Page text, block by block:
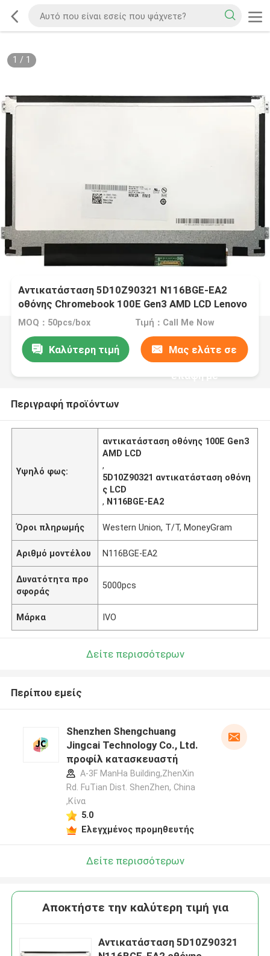
1 / 1
Αντικατάσταση 5D10Z90321 N116BGE-EA2
οθόνης Chromebook 100E Gen3 AMD LCD Lenovo
MOQ：50pcs/box Τιμή：Call Me Now
Καλύτερη τιμή Μας ελάτε σε
επαφή με
Περιγραφή προϊόντων
Υψηλό φως:
αντικατάσταση οθόνης 100E Gen3
AMD LCD
,
5D10Z90321 αντικατάσταση οθόνη
ς LCD
, N116BGE-EA2
Όροι πληρωμής Western Union, T/T, MoneyGram
Αριθμό μοντέλου N116BGE-EA2
Δυνατότητα προ
σφοράς
5000pcs
Μάρκα IVO
Δείτε περισσότερων
Περίπου εμείς
Shenzhen Shengchuang
Jingcai Technology Co., Ltd.
προφίλ κατασκευαστή
A-3F ManHa Building,ZhenXin
Rd. FuTian Dist. ShenZhen, China
,Κίνα
5.0
Ελεγχμένος προμηθευτής
Δείτε περισσότερων
Αποκτήστε την καλύτερη τιμή για
Αντικατάσταση 5D10Z90321